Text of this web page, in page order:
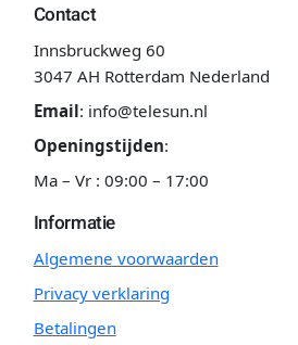
Contact
Innsbruckweg 60
3047 AH Rotterdam Nederland
Email: info@telesun.nl
Openingstijden:
Ma – Vr : 09:00 – 17:00
Informatie
Algemene voorwaarden
Privacy verklaring
Betalingen